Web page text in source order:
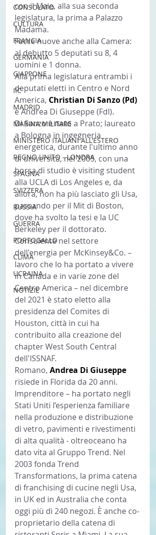
CONSOLATO
CULTURA
FRANCIA
GERMANIA
GIAPPONE
IIC
MADRID
MARINA MILITARE
MINISTERO ITALIANI ALL'ESTERO
REGNO UNITO - LONDRA
SPAGNA
SVIZZERA
RUSSIA
GUERRA
PORTOGALLO
CLIMA
UCRAINA
NOTIZIE
con il Maie, alla sua seconda
legislatura, la prima a Palazzo
Madama.
Facce nuove anche alla Camera:
al debutto 5 deputati su 8, 4
uomini e 1 donna.
Alla prima legislatura entrambi i
deputati eletti in Centro e Nord
America, Christian Di Sanzo (Pd)
e Andrea Di Giuseppe (FdI).
Di Sanzo è nato a Prato; laureato
a Bologna in ingegneria
energetica, durante l'ultimo anno
di università, nel 2005, con una
borsa di studio è visiting student
alla UCLA di Los Angeles e, da
allora, non ha più lasciato gli Usa,
passando per il Mit di Boston,
dove ha svolto la tesi e la UC
Berkeley per il dottorato.
Consulente nel settore
dell'energia per McKinsey&Co. –
lavoro che lo ha portato a vivere
in Canada e in varie zone del
Centro America – nel dicembre
del 2021 è stato eletto alla
presidenza del Comites di
Houston, città in cui ha
contribuito alla creazione del
chapter West South Central
dell'ISSNAF.
Romano, Andrea Di Giuseppe
risiede in Florida da 20 anni.
Imprenditore – ha portato negli
Stati Uniti l’esperienza familiare
nella produzione e distribuzione
di vetro, pavimenti e rivestimenti
di alta qualità - oltreoceano ha
dato vita al Gruppo Trend. Nel
2003 fonda Trend
Transformations, la prima catena
di franchising di cucine negli Usa,
in UK ed in Australia che conta
oggi più di 240 negozi. È anche co-
proprietario della catena di